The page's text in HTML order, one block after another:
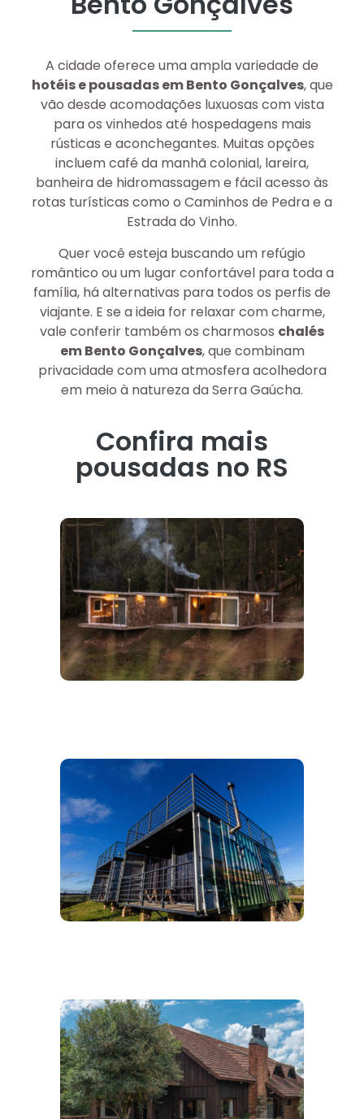
A cidade oferece uma ampla variedade de
hotéis e pousadas em Bento Gonçalves, que
vão desde acomodações luxuosas com vista
para os vinhedos até hospedagens mais
rústicas e aconchegantes. Muitas opções
incluem café da manhã colonial, lareira,
banheira de hidromassagem e fácil acesso às
rotas turísticas como o Caminhos de Pedra e a
Estrada do Vinho.
Quer você esteja buscando um refúgio
romântico ou um lugar confortável para toda a
família, há alternativas para todos os perfis de
viajante. E se a ideia for relaxar com charme,
vale conferir também os charmosos chalés
em Bento Gonçalves, que combinam
privacidade com uma atmosfera acolhedora
em meio à natureza da Serra Gaúcha.
Confira mais
pousadas no RS